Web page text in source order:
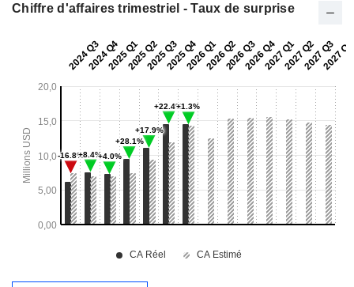
Chiffre d'affaires trimestriel - Taux de surprise